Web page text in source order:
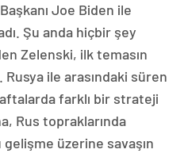
Başkanı Joe Biden ile
Şu anda hiçbir şey
Zelenski, ilk temasın
Rusya ile arasındaki süren
farklı bir strateji
Rus topraklarında
üzerine savaşın